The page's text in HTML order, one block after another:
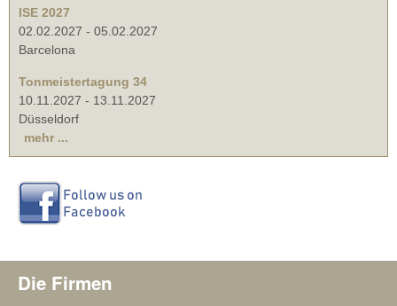
ISE 2027
02.02.2027 - 05.02.2027
Barcelona
Tonmeistertagung 34
10.11.2027 - 13.11.2027
Düsseldorf
mehr ...
Die Firmen